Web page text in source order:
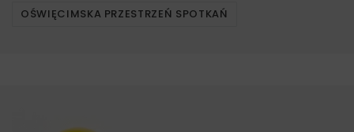
OŚWIĘCIMSKA PRZESTRZEŃ SPOTKAŃ